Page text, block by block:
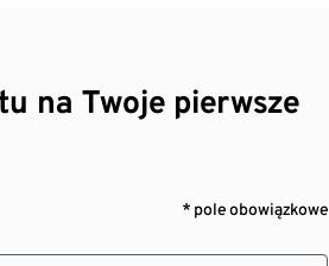
na Twoje pierwsze
* pole obowiązkowe